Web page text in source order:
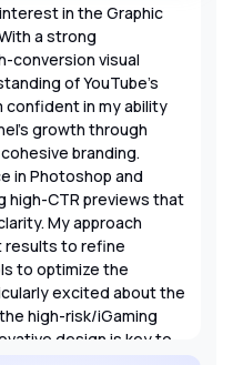
in the Graphic
a strong
conversion visual
of YouTube's
confident in my ability
growth through
branding.
in Photoshop and
high-CTR previews that
My approach
results to refine
to optimize the
excited about the
high-risk/iGaming
design is key to